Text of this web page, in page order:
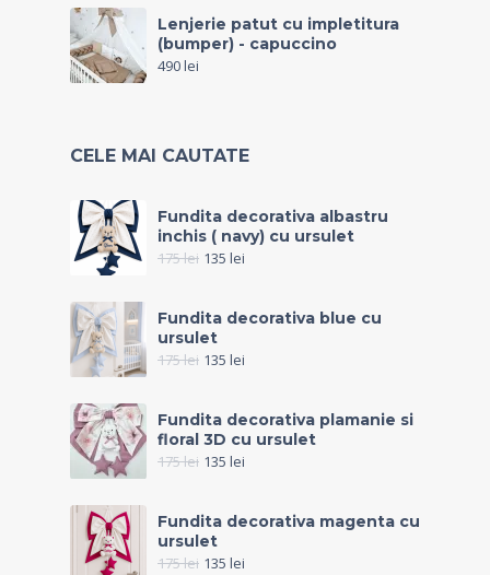
Lenjerie patut cu impletitura
(bumper) - capuccino
490lei
CELE MAI CAUTATE
Fundita decorativa albastru
inchis ( navy) cu ursulet
175lei 135 lei
Fundita decorativa blue cu
ursulet
175lei 135 lei
Fundita decorativa plamanie si
floral 3D cu ursulet
175lei 135 lei
Fundita decorativa magenta cu
ursulet
175lei 135 lei